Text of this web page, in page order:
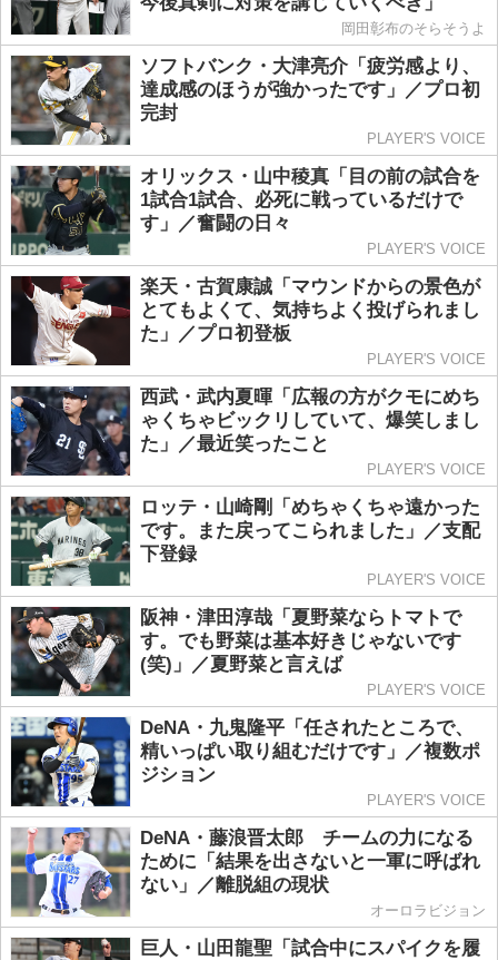
岡田彰布のそらそうよ
ソフトバンク・大津亮介「疲労感より、
達成感のほうが強かったです」／プロ初
完封
PLAYER'S VOICE
オリックス・山中稜真「目の前の試合を
1試合1試合、必死に戦っているだけで
す」／奮闘の日々
PLAYER'S VOICE
楽天・古賀康誠「マウンドからの景色が
とてもよくて、気持ちよく投げられまし
た」／プロ初登板
PLAYER'S VOICE
西武・武内夏暉「広報の方がクモにめち
ゃくちゃビックリしていて、爆笑しまし
た」／最近笑ったこと
PLAYER'S VOICE
ロッテ・山崎剛「めちゃくちゃ遠かった
です。また戻ってこられました」／支配
下登録
PLAYER'S VOICE
阪神・津田淳哉「夏野菜ならトマトで
す。でも野菜は基本好きじゃないです
(笑)」／夏野菜と言えば
PLAYER'S VOICE
DeNA・九鬼隆平「任されたところで、
精いっぱい取り組むだけです」／複数ポ
ジション
PLAYER'S VOICE
DeNA・藤浪晋太郎 チームの力になる
ために「結果を出さないと一軍に呼ばれ
ない」／離脱組の現状
オーロラビジョン
巨人・山田龍聖「試合中にスパイクを履